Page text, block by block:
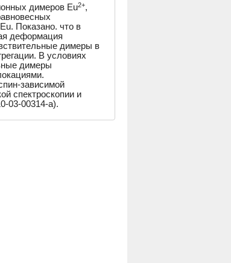
димеров Eu2+,
Показано. что в
деформация
димеры в
В условиях
димеры
зависимой
спектроскопии и
03-00314-a).